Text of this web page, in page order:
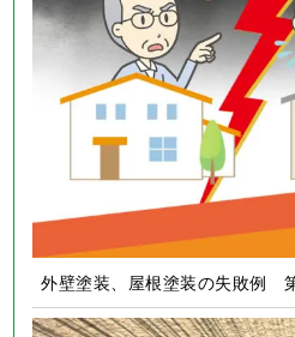
外壁塗装、屋根塗装の失敗例